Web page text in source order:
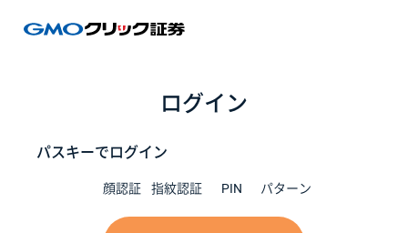
ログイン
パスキーでログイン
顔認証 指紋認証 PIN パターン